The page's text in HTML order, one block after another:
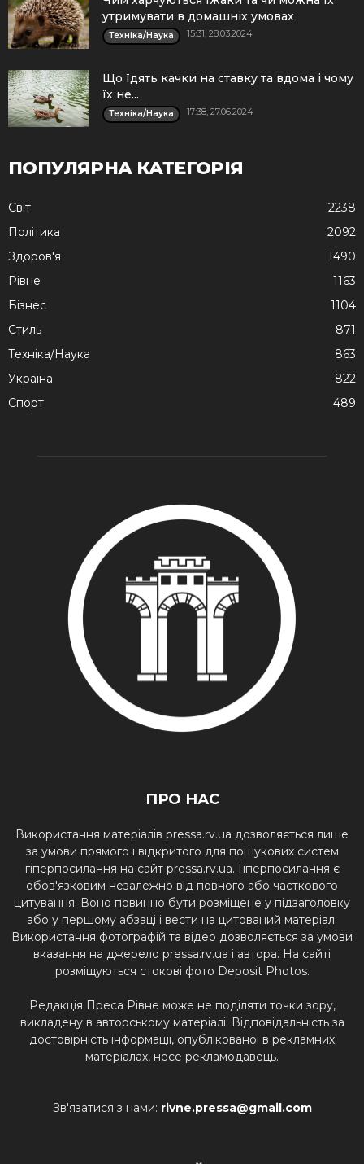
утримувати в домашніх умовах
Техніка/Наука 15:31, 28.03.2024
Що їдять качки на ставку та вдома і чому
їх не...
Техніка/Наука 17:38, 27.06.2024
ПОПУЛЯРНА КАТЕГОРІЯ
Cвіт
2238
Політика
2092
Здоров'я
1490
Рівне
1163
Бізнес
1104
Стиль
871
Техніка/Наука
863
Україна
822
Спорт
489
ПРО НАС
Використання матеріалів pressa.rv.ua дозволяється лише
за умови прямого і відкритого для пошукових систем
гіперпосилання на сайт pressa.rv.ua. Гіперпосилання є
обов'язковим незалежно від повного або часткового
цитування. Воно повинно бути розміщене у підзаголовку
або у першому абзаці і вести на цитований матеріал.
Використання фотографій та відео дозволяється за умови
вказання на джерело pressa.rv.ua і автора. На сайті
розміщуються стокові фото Deposit Photos.
Редакція Преса Рівне може не поділяти точки зору,
викладену в авторському матеріалі. Відповідальність за
достовірність інформації, опублікованої в рекламних
матеріалах, несе рекламодавець.
Зв'язатися з нами: rivne.pressa@gmail.com